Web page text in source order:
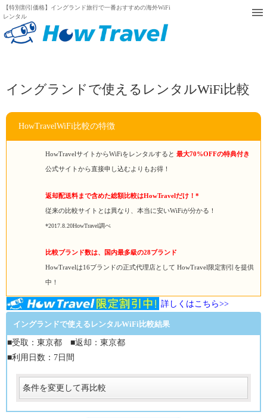
【特別割引価格】イングランド旅行で一番おすすめの海外WiFi
レンタル
イングランドで使えるレンタルWiFi比較
HowTravelWiFi比較の特徴
HowTravelサイトからWiFiをレンタルすると 最大70%OFFの特典付き
公式サイトから直接申し込むよりもお得！
返却配送料まで含めた総額比較はHowTravelだけ！*
従来の比較サイトとは異なり、本当に安いWiFiが分かる！
*2017.8.20HowTravel調べ
比較ブランド数は、国内最多級の28ブランド
HowTravelは16ブランドの正式代理店として HowTravel限定割引を提供
中！
詳しくはこちら>>
イングランドで使えるレンタルWiFi比較結果
■受取：東京都 ■返却：東京都
■利用日数：7日間
条件を変更して再比較